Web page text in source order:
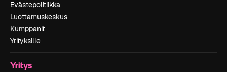
Evästepolitiikka
Luottamuskeskus
Kumppanit
Yrityksille
Yritys